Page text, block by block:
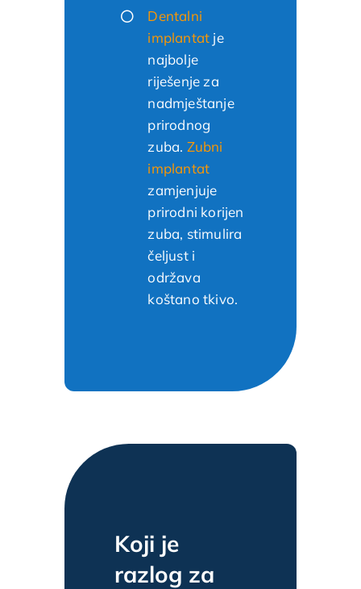
Dentalni
implantat je
najbolje
riješenje za
nadmještanje
prirodnog
zuba. Zubni
implantat
zamjenjuje
prirodni korijen
zuba, stimulira
čeljust i
održava
koštano tkivo.
Koji je
razlog za